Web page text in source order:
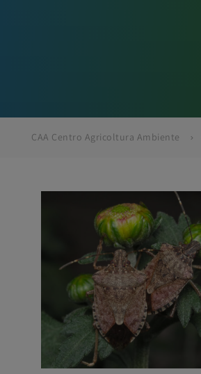
CAA Centro Agricoltura Ambiente